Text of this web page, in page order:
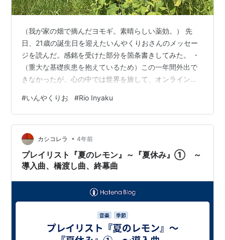
（我が家の畑で摘んだヨモギ。素晴らしい薬効。） 先
日、21歳の誕生日を迎えたいんやくりおさんのメッセー
ジを読んだ。感銘を受けた部分を箇条書きしてみた。 ・
（重大な基礎疾患を抱えているため）この一年間外出で
きなかったが、心の中では世界を旅して、オンラインで
も取り組んだ。 ・オンラインで受けた大学の授業では、
沖縄の芸能が社会で果たしてきた役割について考えさせ
られた。自分自身が身動きがとれない状況にあって感じ
たことは、社会には様々な生き苦しさがあること。社会
がもたらす痛みに対して、芸能（performing arts）はそ
の場しのぎの鎮痛剤でなく、治…
#いんやくりお #Rio Inyaku
カシコレラ • 4年前
プレイリスト『夏のレモン』～『夏休み』① ～
導入曲、橋渡し曲、終幕曲